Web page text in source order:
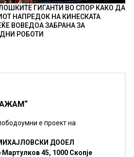
ГИГАНТИ ВО СПОР КАКО ДА
НАПРЕДОК НА КИНЕСКАТА
ВОВЕДОА ЗАБРАНА ЗА
РОБОТИ
е проект на
ДООЕЛ
45, 1000 Скопје